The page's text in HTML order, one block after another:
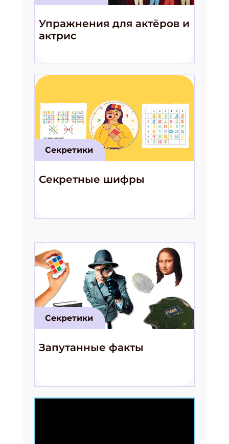
Упражнения для актёров и
актрис
Секретики
Секретные шифры
Секретики
Запутанные факты